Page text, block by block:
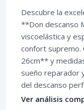
Descubre la
**Don descanso
viscoelástica y
confort supremo.
26cm** y
sueño reparador
del descanso
Ver análisis